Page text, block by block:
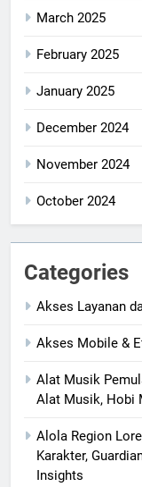
March 2025
February 2025
January 2025
December 2024
November 2024
October 2024
Categories
Akses Layanan
Akses Mobile &
Alat Musik
Alat Musik, Hobi
Alola Region
Karakter,
Insights